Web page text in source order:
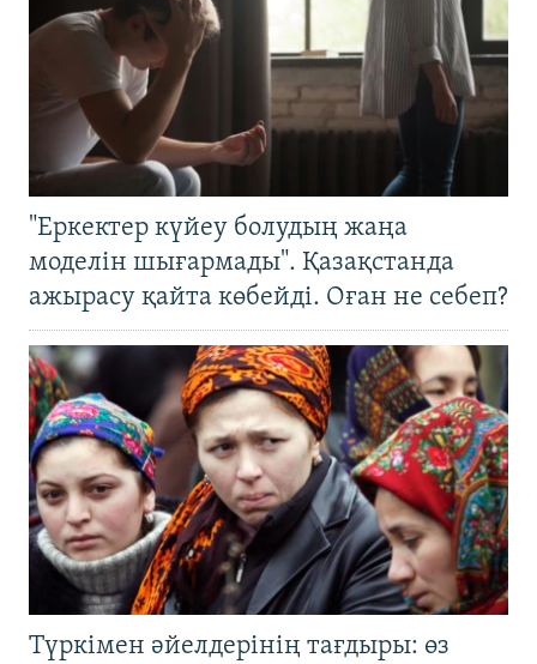
"Еркектер күйеу болудың жаңа
моделін шығармады". Қазақстанда
ажырасу қайта көбейді. Оған не себеп?
Түркімен әйелдерінің тағдыры: өз